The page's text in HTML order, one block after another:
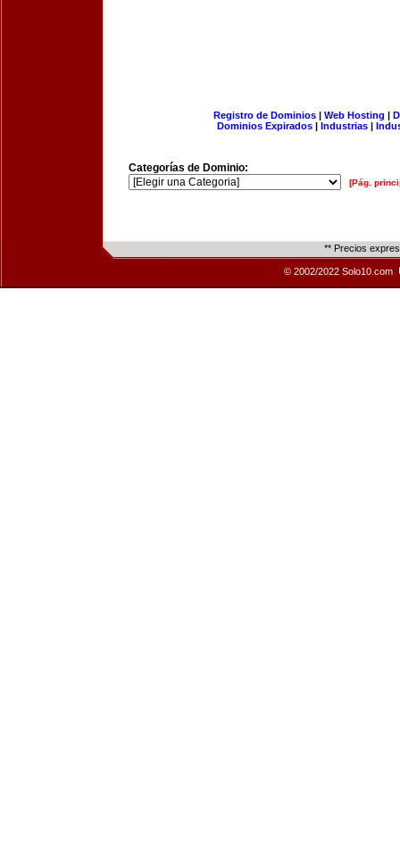
Registro de Dominios| Web Hosting |
Dominios Expirados | Industrias |
Categorías de Dominio:
[Pág.
** Precios
© 2002/2022 Solo10.com